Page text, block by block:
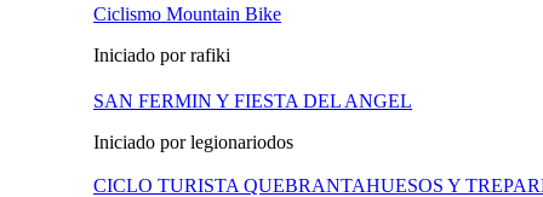
Ciclismo Mountain Bike
Iniciado por rafiki
SAN FERMIN Y FIESTA DEL ANGEL
Iniciado por legionariodos
CICLO TURISTA QUEBRANTAHUESOS Y